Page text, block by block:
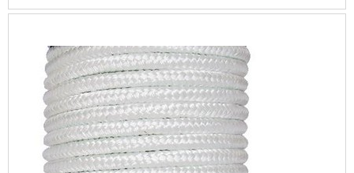
MAIS SOBRE A GAXETA BORRACHA
gaxeta borracha nitrílica em uma
empresa que preza pela segurança,
descobre o site da System Seal. Na
companhia é possível encontrar
gaxetas tipo u e ved...